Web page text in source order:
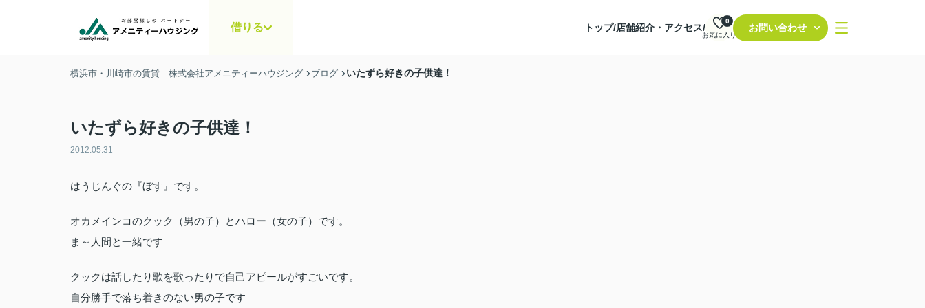
借りる トップ/店舗紹介・アクセス/
お気に入り
0
お問い合わせ
横浜市・川崎市の賃貸｜株式会社アメニティーハウジング ブログ いたずら好きの子供達！
いたずら好きの子供達！
2012.05.31
はうじんぐの『ぼす』です。
オカメインコのクック（男の子）とハロー（女の子）です。
ま～人間と一緒です
クックは話したり歌を歌ったりで自己アピールがすごいです。
自分勝手で落ち着きのない男の子です